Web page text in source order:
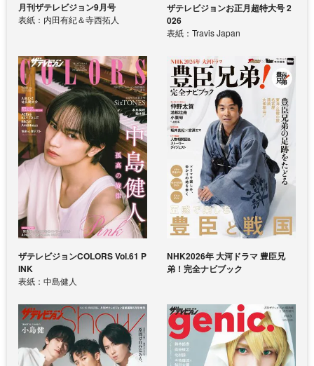
月刊ザテレビジョン9月号
表紙：内田有紀＆寺西拓人
ザテレビジョンお正月超特大号 2
026
表紙：Travis Japan
ザテレビジョンCOLORS Vol.61 P
INK
表紙：中島健人
NHK2026年 大河ドラマ 豊臣兄
弟！完全ナビブック